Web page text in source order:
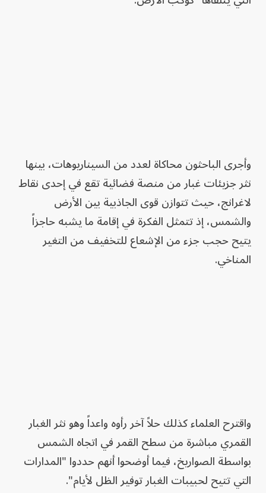
وأجرى الباحثون محاكاة لعدد من السيناريوهات، بينها
نثر جزيئات غبار من منصة فضائية تقع في إحدى نقاط
لاغرانج، حيث تتوازن قوى الجاذبية بين الأرض
والشمس، إذ تتمثل الفكرة في إقامة ما يشبه حاجزاً
يتيح حجب جزء من الإشعاع للتخفيف من التغير
المناخي.
واقترح العلماء كذلك حلاً آخر رأوه واعداً وهو نثر الغبار
القمري مباشرة من سطح القمر في اتجاه الشمس
بواسطة الصواريخ، فيما أوضحوا أنهم حددوا "المدارات
التي تتيح لحبيبات الغبار توفير الظل لأيام".